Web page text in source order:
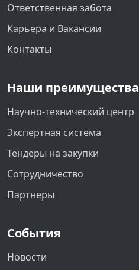
Ответственная забота
Карьера и Вакансии
Контакты
Наши преимущества
Научно-технический центр
Экспертная система
Тендеры на закупки
Сотрудничество
Партнеры
События
Новости